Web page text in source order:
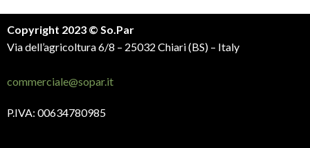
Copyright 2023 © So.Par
Via dell’agricoltura 6/8 – 25032 Chiari (BS) – Italy
commerciale@sopar.it
P.IVA: 00634780985